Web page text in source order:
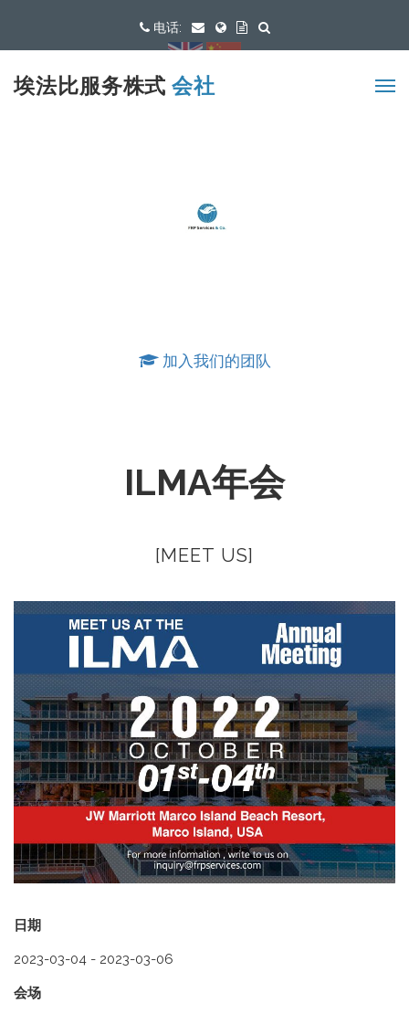
电话:
可用语言
埃法比服务株式会社
加入我们的团队
ILMA年会
[MEET US]
日期
2023-03-04 - 2023-03-06
会场